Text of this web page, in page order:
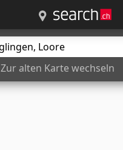
Zur alten Karte wechseln